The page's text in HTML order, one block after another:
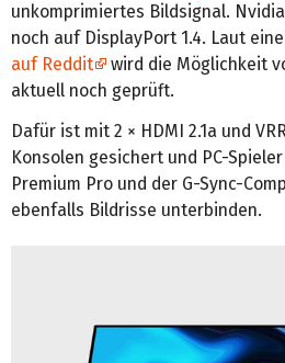
unkomprimiertes Bildsignal.
noch auf DisplayPort 1.4. Laut
auf Reddit
wird die Möglichkeit
aktuell noch geprüft.
Dafür ist mit 2 × HDMI 2.1a und
Konsolen gesichert und PC-
Premium Pro und der G-Sync-
ebenfalls Bildrisse unterbinden.